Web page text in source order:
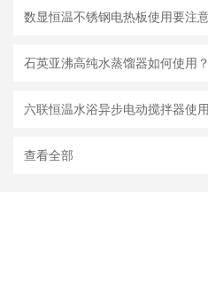
石英亚沸高纯水蒸馏器如何使用？
查看全部